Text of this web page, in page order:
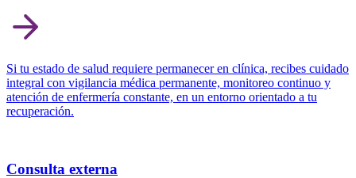
Si tu estado de salud requiere permanecer en clínica, recibes cuidado
integral con vigilancia médica permanente, monitoreo continuo y
atención de enfermería constante, en un entorno orientado a tu
recuperación.
Consulta externa